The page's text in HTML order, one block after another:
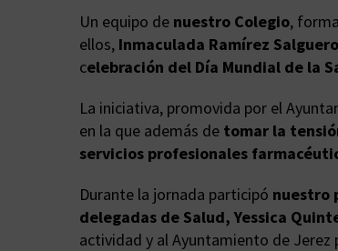
Un equipo de nuestro Colegio,
ellos, Inmaculada Ramírez
celebración del Día Mundial de la
La iniciativa, promovida por el
en la que además de tomar la
servicios profesionales
Durante la jornada participó nuestro
delegadas de Salud, Yessica
actividad y al Ayuntamiento de